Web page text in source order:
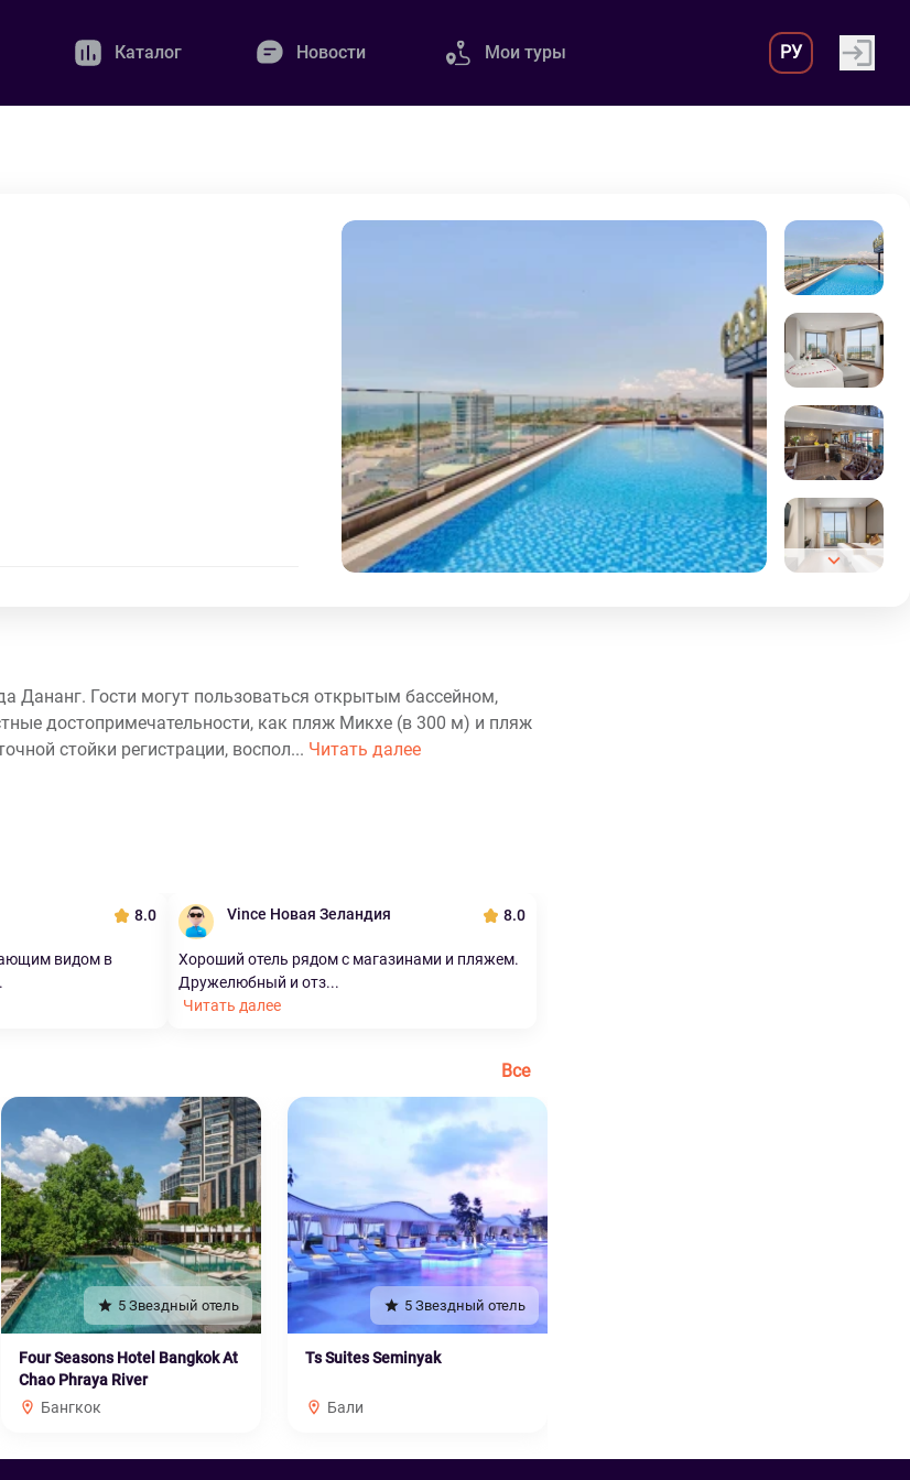
Каталог Новости Мои туры РУ
Дананг. Гости могут пользоваться открытым бассейном,
достопримечательности, как пляж Микхе (в 300 м) и пляж
стойки регистрации, воспол... Читать далее
8.0
видом в
Vince Новая Зеландия 8.0
Хороший отель рядом с магазинами и пляжем.
Дружелюбный и отз...
Читать далее
Все
5 Звездный отель
Four Seasons Hotel Bangkok At
Chao Phraya River
Бангкок
5 Звездный отель
Ts Suites Seminyak
Бали